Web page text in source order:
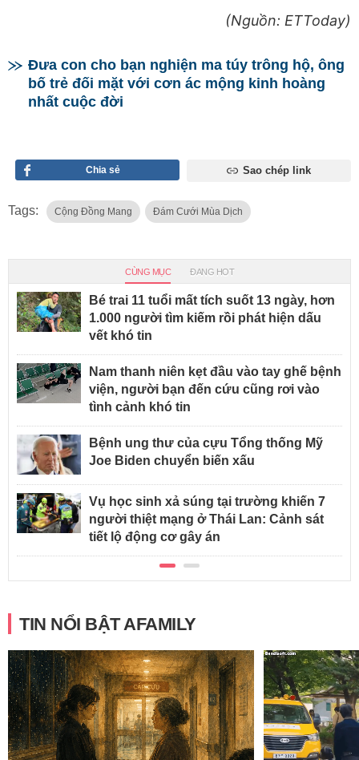
(Nguồn: ETToday)
Đưa con cho bạn nghiện ma túy trông hộ, ông
bố trẻ đối mặt với cơn ác mộng kinh hoàng
nhất cuộc đời
Chia sẻ Sao chép link
Tags: Cộng Đồng Mang Đám Cưới Mùa Dịch
CÙNG MỤC ĐANG HOT
Bé trai 11 tuổi mất tích suốt 13 ngày, hơn
1.000 người tìm kiếm rồi phát hiện dấu
vết khó tin
Nam thanh niên kẹt đầu vào tay ghế bệnh
viện, người bạn đến cứu cũng rơi vào
tình cảnh khó tin
Bệnh ung thư của cựu Tổng thống Mỹ
Joe Biden chuyển biến xấu
Vụ học sinh xả súng tại trường khiến 7
người thiệt mạng ở Thái Lan: Cảnh sát
tiết lộ động cơ gây án
TIN NỔI BẬT AFAMILY